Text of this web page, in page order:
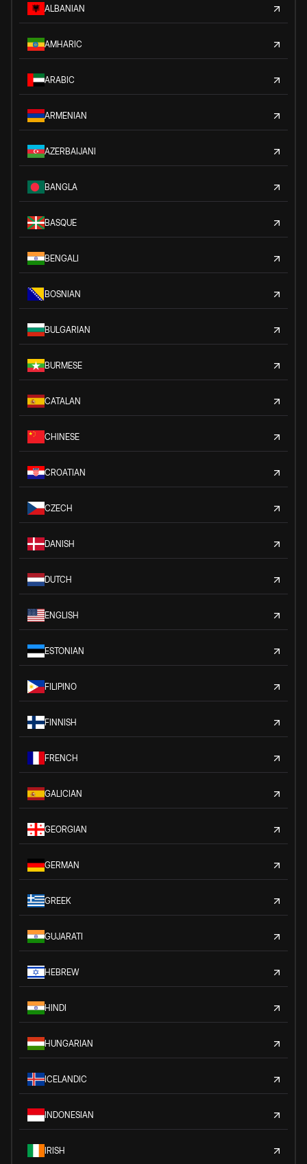
ALBANIAN
AMHARIC
ARABIC
ARMENIAN
AZERBAIJANI
BANGLA
BASQUE
BENGALI
BOSNIAN
BULGARIAN
BURMESE
CATALAN
CHINESE
CROATIAN
CZECH
DANISH
DUTCH
ENGLISH
ESTONIAN
FILIPINO
FINNISH
FRENCH
GALICIAN
GEORGIAN
GERMAN
GREEK
GUJARATI
HEBREW
HINDI
HUNGARIAN
ICELANDIC
INDONESIAN
IRISH